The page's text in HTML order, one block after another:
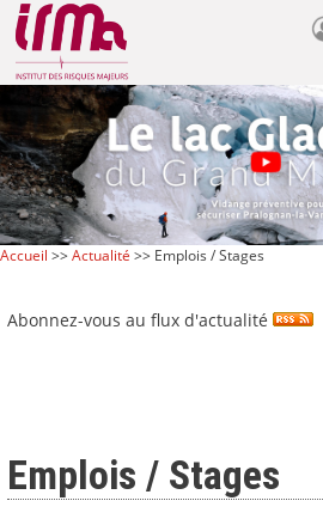
Accueil >>Actualité >> Emplois / Stages
Abonnez-vous au flux d'actualité
Emplois / Stages